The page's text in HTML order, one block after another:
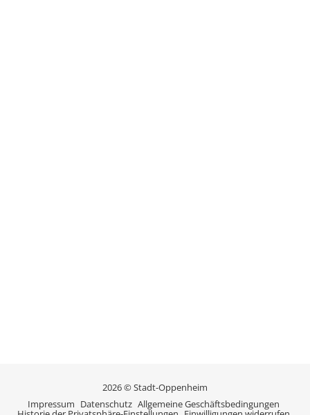
2026 © Stadt-Oppenheim
Impressum Datenschutz Allgemeine Geschäftsbedingungen